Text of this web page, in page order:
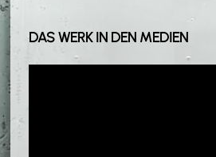
DAS WERK IN DEN MEDIEN